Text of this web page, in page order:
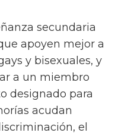
secundaria
apoyen mejor a
y bisexuales, y
a un miembro
designado para
acudan
el